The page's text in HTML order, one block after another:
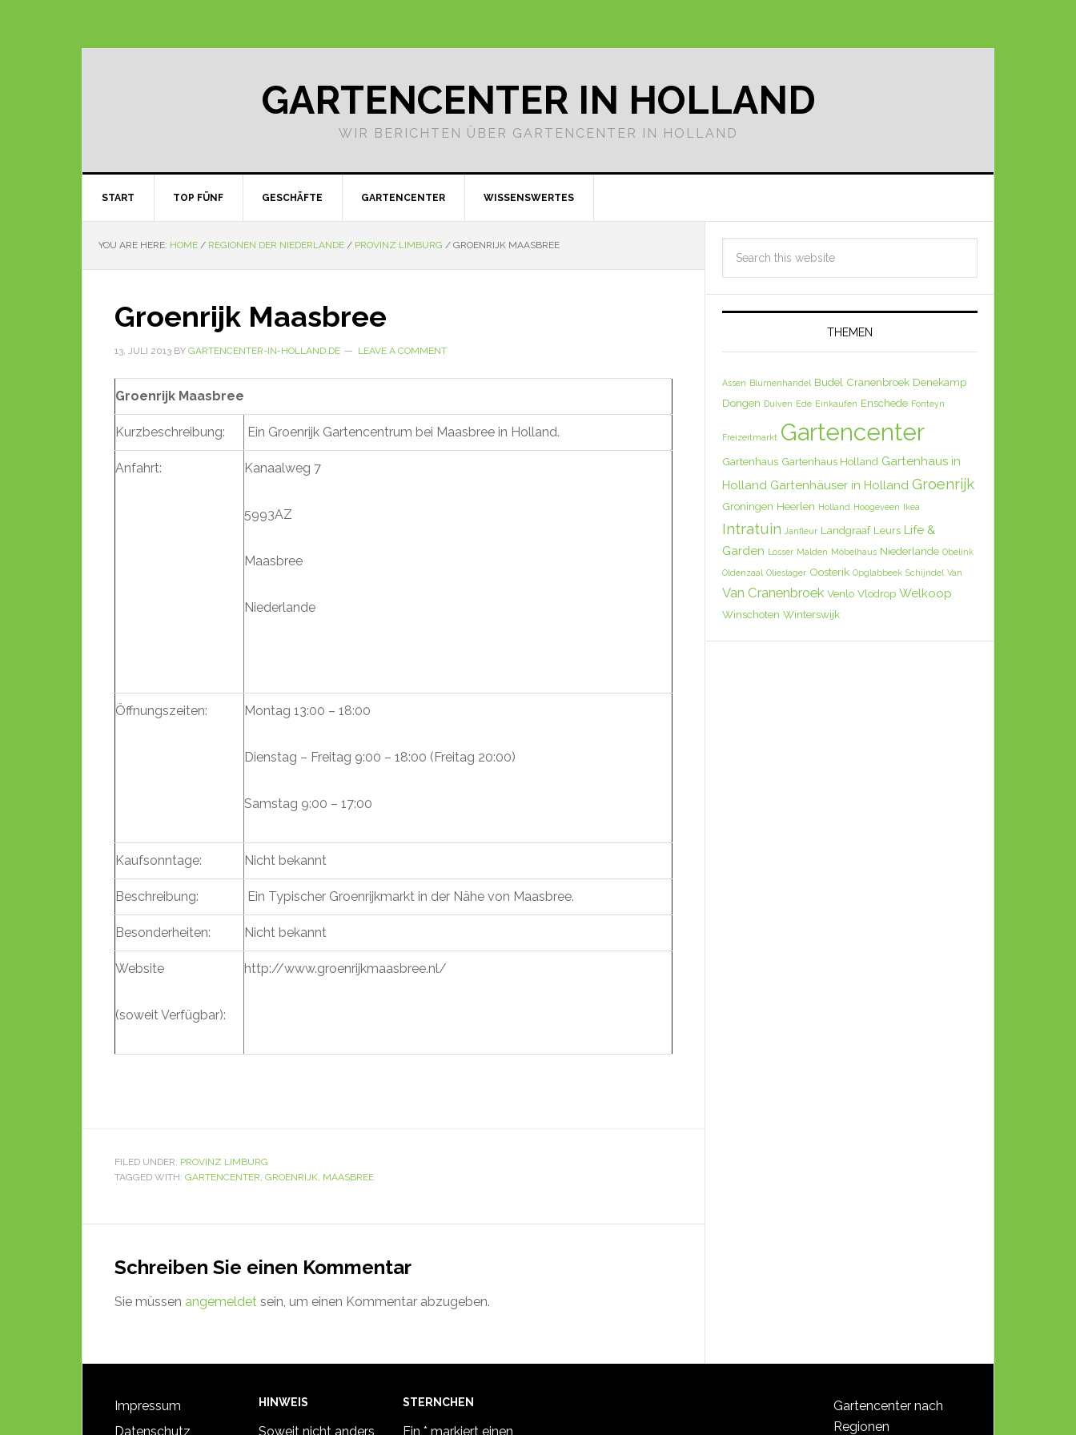
GARTENCENTER IN HOLLAND
WIR BERICHTEN ÜBER GARTENCENTER IN HOLLAND
START TOP FÜNF GESCHÄFTE GARTENCENTER WISSENSWERTES
YOU ARE HERE: HOME / REGIONEN DER NIEDERLANDE / PROVINZ LIMBURG / GROENRIJK MAASBREE
Groenrijk Maasbree
13. JULI 2013 BY GARTENCENTER-IN-HOLLAND.DE LEAVE A COMMENT
Groenrijk Maasbree
Kurzbeschreibung: Ein Groenrijk Gartencentrum bei Maasbree in Holland.
Anfahrt: Kanaalweg 7
5993AZ
Maasbree
Niederlande
Öffnungszeiten: Montag 13:00 – 18:00
Dienstag – Freitag 9:00 – 18:00 (Freitag 20:00)
Samstag 9:00 – 17:00
Kaufsonntage: Nicht bekannt
Beschreibung: Ein Typischer Groenrijkmarkt in der Nähe von Maasbree.
Besonderheiten: Nicht bekannt
Website
(soweit Verfügbar):
http://www.groenrijkmaasbree.nl/
FILED UNDER: PROVINZ LIMBURG
TAGGED WITH: GARTENCENTER, GROENRIJK, MAASBREE
Schreiben Sie einen Kommentar
Sie müssen angemeldet sein, um einen Kommentar abzugeben.
THEMEN
Assen Blumenhandel Budel Cranenbroek Denekamp
Dongen Duiven Ede Einkaufen Enschede Fonteyn
Freizeitmarkt Gartencenter
Gartenhaus Gartenhaus Holland Gartenhaus in
Holland Gartenhäuser in Holland Groenrijk
Groningen Heerlen Holland Hoogeveen Ikea
Intratuin Janfleur Landgraaf Leurs Life &
Garden Losser Malden Möbelhaus Niederlande Obelink
Oldenzaal Olieslager Oosterik Opglabbeek Schijndel Van
Van Cranenbroek Venlo Vlodrop Welkoop
Winschoten Winterswijk
Impressum
Datenschutz
HINWEIS
Soweit nicht anders
STERNCHEN
Ein * markiert einen
Gartencenter nach
Regionen